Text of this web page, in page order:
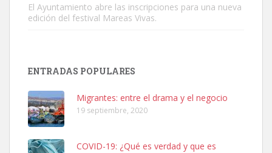
Busco adopción responsable para mi perra. Pastor alemán,
Leales.org » Gran Canaria | 6.7.2025
El Ayuntamiento abre las inscripciones para una nueva
edición del festival Mareas Vivas.
ENTRADAS POPULARES
Migrantes: entre el drama y el negocio
19 septiembre, 2020
COVID-19: ¿Qué es verdad y que es